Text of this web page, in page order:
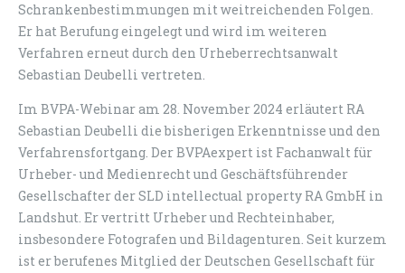
Schrankenbestimmungen mit weitreichenden Folgen.
Er hat Berufung eingelegt und wird im weiteren
Verfahren erneut durch den Urheberrechtsanwalt
Sebastian Deubelli vertreten.
Im BVPA-Webinar am 28. November 2024 erläutert RA
Sebastian Deubelli die bisherigen Erkenntnisse und den
Verfahrensfortgang. Der BVPAexpert ist Fachanwalt für
Urheber- und Medienrecht und Geschäftsführender
Gesellschafter der SLD intellectual property RA GmbH in
Landshut. Er vertritt Urheber und Rechteinhaber,
insbesondere Fotografen und Bildagenturen. Seit kurzem
ist er berufenes Mitglied der Deutschen Gesellschaft für